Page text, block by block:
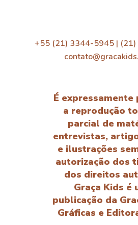
+55 (21) 3344-5945 |
É expressamente
a reprodução
parcial de
entrevistas,
e ilustrações
autorização dos
dos direitos
Graça Kids é
publicação da
Gráficas e